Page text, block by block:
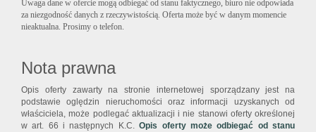
Uwaga dane w ofercie mogą odbiegać od stanu faktycznego, biuro nie odpowiada
za niezgodność danych z rzeczywistością. Oferta może być w danym momencie
nieaktualna. Prosimy o telefon.
Nota prawna
Opis oferty zawarty na stronie internetowej sporządzany jest na
podstawie oględzin nieruchomości oraz informacji uzyskanych od
właściciela, może podlegać aktualizacji i nie stanowi oferty określonej
w art. 66 i następnych K.C.Opis oferty może odbiegać od stanu